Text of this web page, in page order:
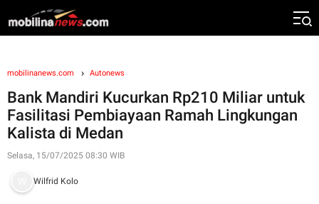
mobilinanews.com Autonews
Bank Mandiri Kucurkan Rp210 Miliar untuk
Fasilitasi Pembiayaan Ramah Lingkungan
Kalista di Medan
Selasa, 15/07/2025 08:30 WIB
Wilfrid Kolo